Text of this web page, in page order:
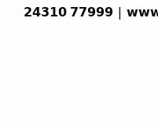
𝟮𝟰𝟯𝟭𝟬 𝟳𝟳𝟵𝟵𝟵 |